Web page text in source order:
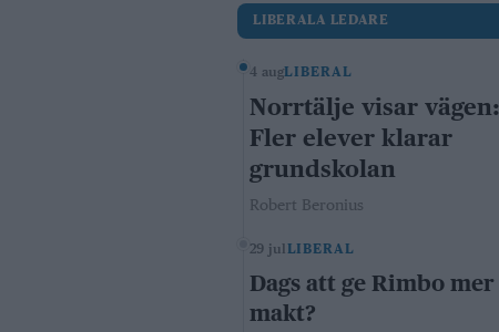
LIBERALA LEDARE
4 augLIBERAL
Norrtälje visar vägen:
Fler elever klarar
grundskolan
Robert Beronius
29 jul LIBERAL
Dags att ge Rimbo mer
makt?